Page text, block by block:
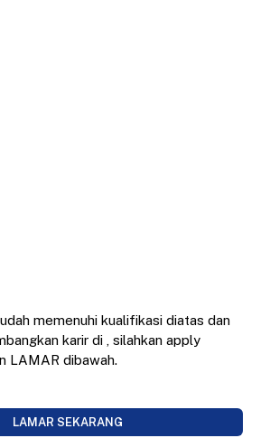
memenuhi kualifikasi diatas dan
karir di , silahkan apply
LAMAR dibawah.
LAMAR SEKARANG